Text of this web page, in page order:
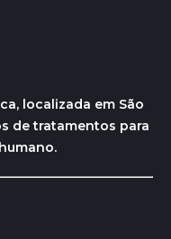
localizada em São
de tratamentos para